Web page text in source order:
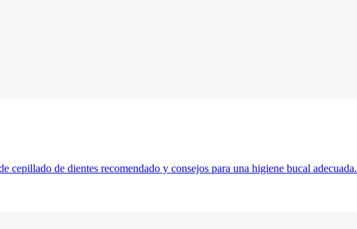
cepillado de dientes recomendado y consejos para una higiene bucal adecuada.